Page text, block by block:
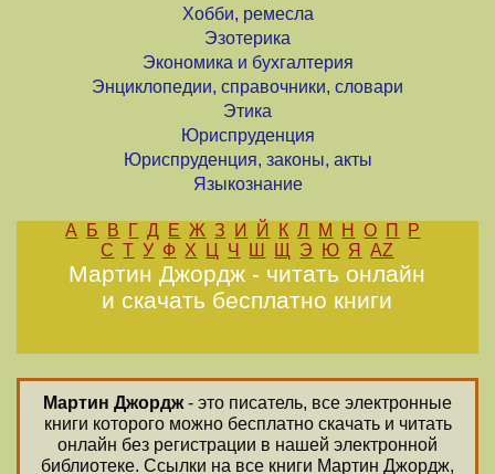
Хобби, ремесла
Эзотерика
Экономика и бухгалтерия
Энциклопедии, справочники, словари
Этика
Юриспруденция
Юриспруденция, законы, акты
Языкознание
А Б В Г Д Е Ж З И Й К Л М Н О П
Р
С Т У Ф Х Ц Ч Ш Щ Э Ю Я AZ
Мартин Джордж - читать онлайн
и скачать бесплатно книги
Мартин Джордж- это писатель, все электронные
книги которого можно бесплатно скачать и читать
онлайн без регистрации в нашей электронной
библиотеке. Ссылки на все книги Мартин Джордж,